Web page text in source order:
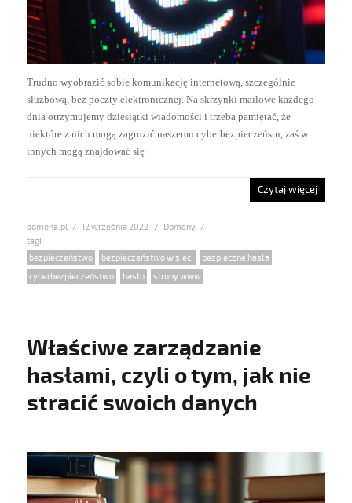
Trudno wyobrazić sobie komunikację internetową, szczególnie
służbową, bez poczty elektronicznej. Na skrzynki mailowe każdego
dnia otrzymujemy dziesiątki wiadomości i trzeba pamiętać, że
niektóre z nich mogą zagrozić naszemu cyberbezpieczeństu, zaś w
innych mogą znajdować się
Czytaj więcej
domena.pl
Posted
12 września 2022 Categories
Domeny
Tags
bezpieczeństwo bezpieczeństwo w sieci bezpieczne hasła
cyberbezpieczeństwo
hasło strony www
Właściwe zarządzanie
hasłami, czyli o tym, jak nie
stracić swoich danych